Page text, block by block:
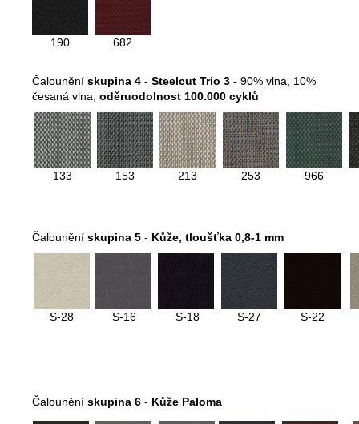
190 682
Čalounění skupina 4 - Steelcut Trio 3 - 90% vlna, 10%
česaná vlna, oděruodolnost 100.000 cyklů
133 153 213 253 966
Čalounění skupina 5 - Kůže, tloušťka 0,8-1 mm
S-28 S-16 S-18 S-27 S-22
Čalounění skupina 6 - Kůže Paloma